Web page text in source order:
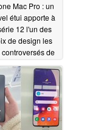
Mac Pro : un
étui apporte à
12 l'un des
de design les
de
04/13/2021